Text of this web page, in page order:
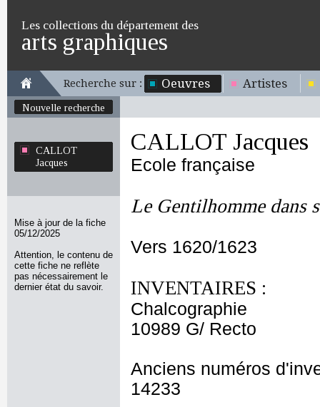
Les collections du département des
arts graphiques
Recherche sur : Oeuvres Artistes
Nouvelle recherche
CALLOT
Jacques
Mise à jour de la fiche
05/12/2025
Attention, le contenu de
cette fiche ne reflète
pas nécessairement le
dernier état du savoir.
CALLOT Jacques
Ecole française
Le Gentilhomme dans
Vers 1620/1623
INVENTAIRES :
Chalcographie
10989 G/ Recto
Anciens numéros
14233